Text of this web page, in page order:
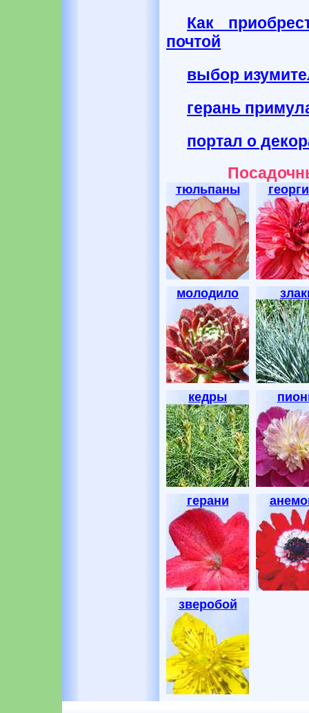
Как
почтой
выбор
герань
портал о
тюльпаны
молодило
кедры
герани
зверобой